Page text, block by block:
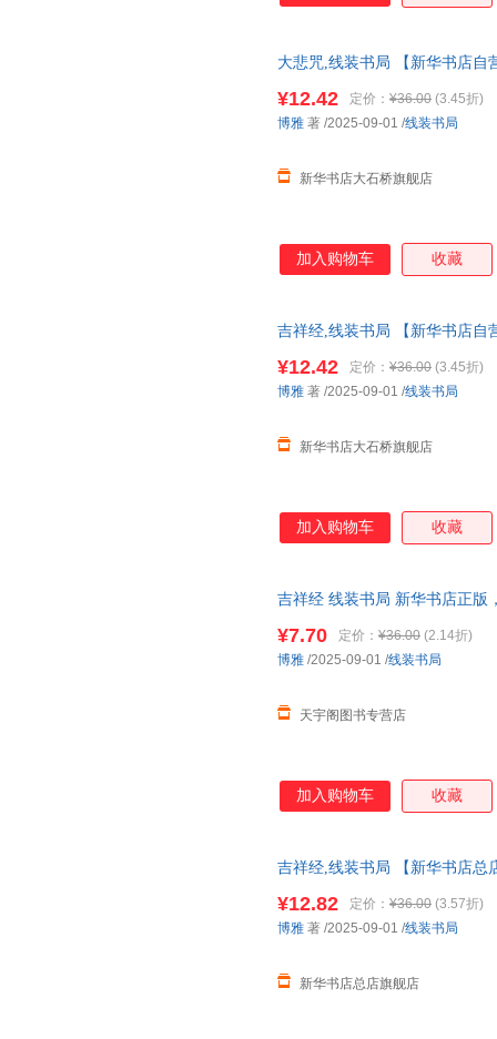
大悲咒,线装书局 【新华书店自
¥12.42 定价： ¥36.00 (3.45折)
新华书店大石桥旗舰店
博雅 著 /2025-09-01 /线装书局
加入购物车 收藏
吉祥经,线装书局 【新华书店自
¥12.42 定价： ¥36.00 (3.45折)
新华书店大石桥旗舰店
博雅 著 /2025-09-01 /线装书局
加入购物车 收藏
吉祥经 线装书局 新华书店正版
¥7.70 定价： ¥36.00 (2.14折)
天宇阁图书专营店
博雅 /2025-09-01 /线装书局
加入购物车 收藏
吉祥经,线装书局 【新华书店总
¥12.82 定价： ¥36.00 (3.57折)
新华书店总店旗舰店
博雅 著 /2025-09-01 /线装书局